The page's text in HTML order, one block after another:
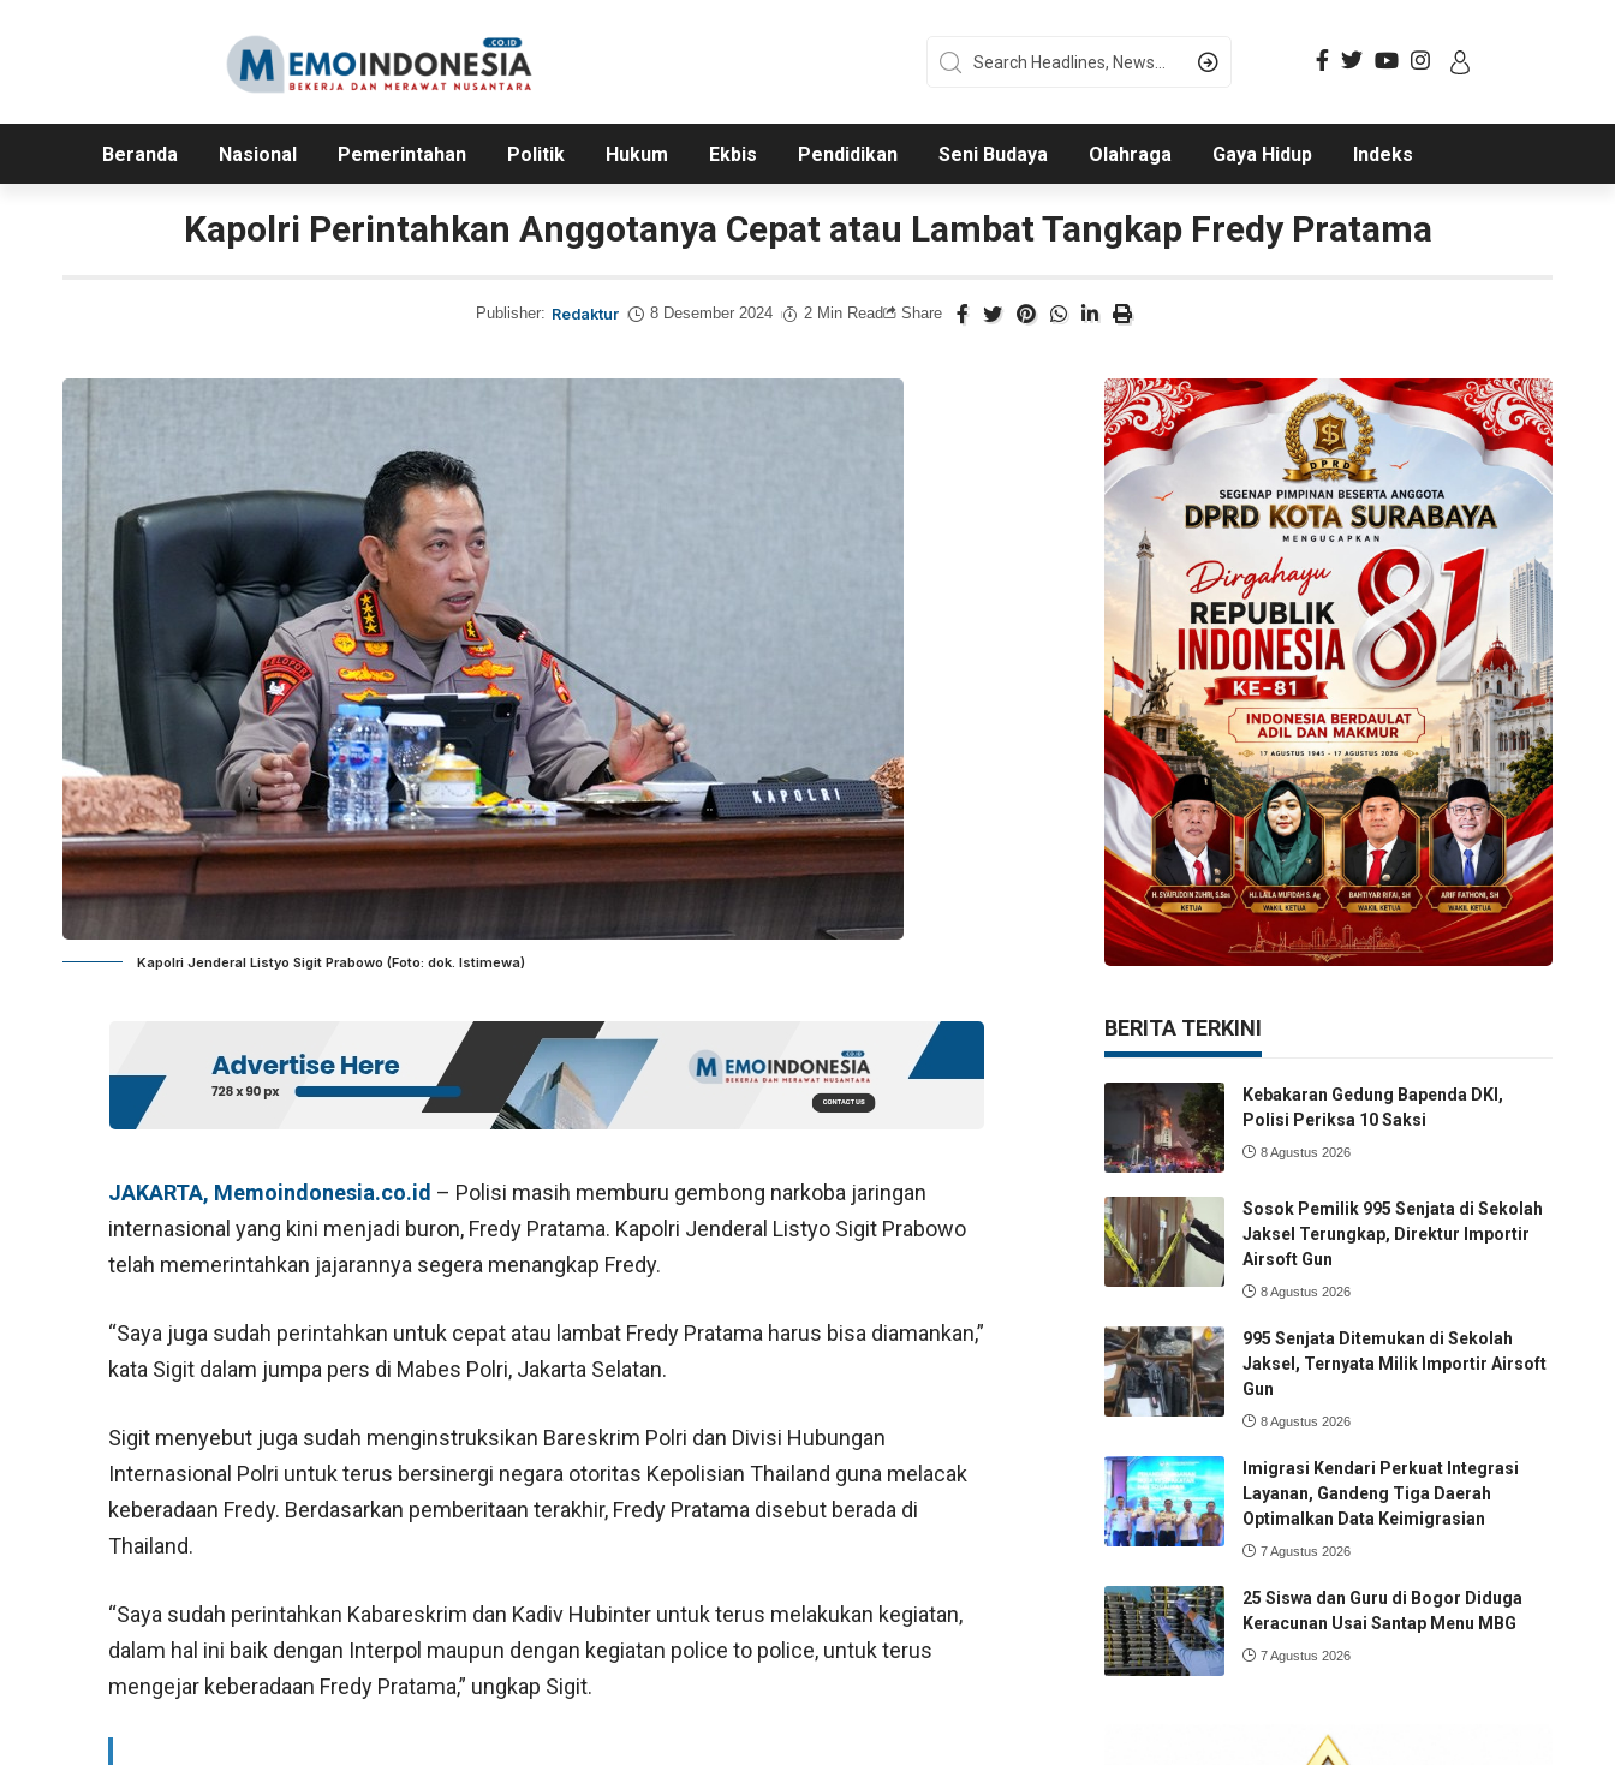
Beranda Nasional Pemerintahan Politik Hukum Ekbis Pendidikan Seni Budaya Olahraga Gaya Hidup Indeks
Kapolri Perintahkan Anggotanya Cepat atau Lambat Tangkap Fredy Pratama
Publisher: Redaktur 8 Desember 2024 2 Min Read Share
Kapolri Jenderal Listyo Sigit Prabowo (Foto: dok. Istimewa)
JAKARTA, Memoindonesia.co.id – Polisi masih memburu gembong narkoba jaringan
internasional yang kini menjadi buron, Fredy Pratama. Kapolri Jenderal Listyo Sigit Prabowo
telah memerintahkan jajarannya segera menangkap Fredy.
“Saya juga sudah perintahkan untuk cepat atau lambat Fredy Pratama harus bisa diamankan,”
kata Sigit dalam jumpa pers di Mabes Polri, Jakarta Selatan.
Sigit menyebut juga sudah menginstruksikan Bareskrim Polri dan Divisi Hubungan
Internasional Polri untuk terus bersinergi negara otoritas Kepolisian Thailand guna melacak
keberadaan Fredy. Berdasarkan pemberitaan terakhir, Fredy Pratama disebut berada di
Thailand.
“Saya sudah perintahkan Kabareskrim dan Kadiv Hubinter untuk terus melakukan kegiatan,
dalam hal ini baik dengan Interpol maupun dengan kegiatan police to police, untuk terus
mengejar keberadaan Fredy Pratama,” ungkap Sigit.
BERITA TERKINI
Kebakaran Gedung Bapenda DKI,
Polisi Periksa 10 Saksi
8 Agustus 2026
Sosok Pemilik 995 Senjata di Sekolah
Jaksel Terungkap, Direktur Importir
Airsoft Gun
8 Agustus 2026
995 Senjata Ditemukan di Sekolah
Jaksel, Ternyata Milik Importir Airsoft
Gun
8 Agustus 2026
Imigrasi Kendari Perkuat Integrasi
Layanan, Gandeng Tiga Daerah
Optimalkan Data Keimigrasian
7 Agustus 2026
25 Siswa dan Guru di Bogor Diduga
Keracunan Usai Santap Menu MBG
7 Agustus 2026